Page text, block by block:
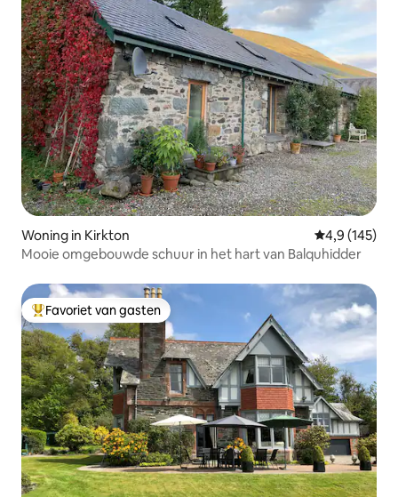
Woning in Kirkton Gemiddelde
4,9 (145)
Mooie omgebouwde schuur in het hart van Balquhidder
Topfavoriet van gasten
Favoriet van gasten